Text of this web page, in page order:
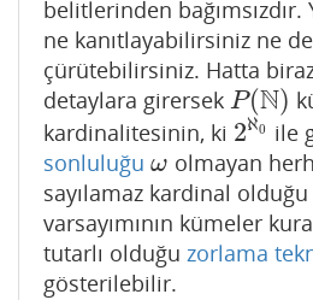
belitlerinden
ne kanıtlayabilirsiniz ne de
çürütebilirsiniz. Hatta
detaylara girersek P(N)
P(N)
kardinalitesinin, ki 2ℵ0
2ℵ0 ile
sonluluğu ω
ω olmayan
sayılamaz kardinal olduğu
varsayımının kümeler
tutarlı olduğu zorlama
gösterilebilir.